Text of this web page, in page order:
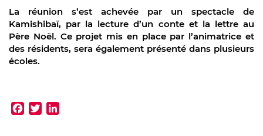
La réunion s’est achevée par un spectacle de
Kamishibaï, par la lecture d’un conte et la lettre au
Père Noël. Ce projet mis en place par l’animatrice et
des résidents, sera également présenté dans plusieurs
écoles.
Facebook
Twitter